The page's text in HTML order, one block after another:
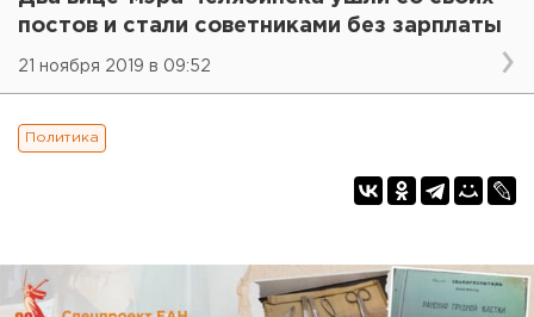
постов и стали советниками без зарплаты
21 ноября 2019 в 09:52
Политика